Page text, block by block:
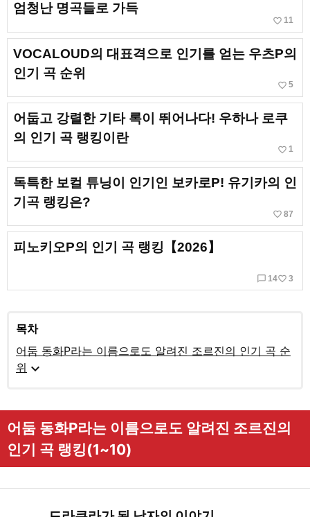
엄청난 명곡들로 가득
favorite_border 11
VOCALOUD의 대표격으로 인기를 얻는 우츠P의
인기 곡 순위
favorite_border 5
어둡고 강렬한 기타 록이 뛰어나다! 우하나 로쿠
의 인기 곡 랭킹이란
favorite_border 1
독특한 보컬 튜닝이 인기인 보카로P! 유기카의 인
기곡 랭킹은?
favorite_border 87
피노키오P의 인기 곡 랭킹【2026】
chat_bubble_outline 14favorite_border 3
목차
어둠 동화P라는 이름으로도 알려진 조르진의 인기 곡 순
위 expand_more
어둠 동화P라는 이름으로도 알려진 조르진의
인기 곡 랭킹(1~10)